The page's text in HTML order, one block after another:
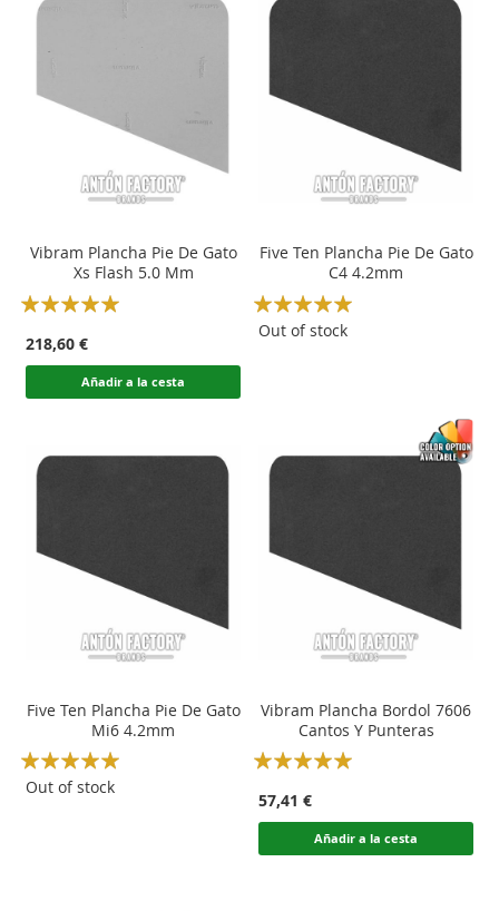
Vibram Plancha Pie De Gato
Xs Flash 5.0 Mm
Rating:
218,60 €
Añadir a la cesta
Five Ten Plancha Pie De Gato
C4 4.2mm
Rating:
100
% of100
Out of stock
Five Ten Plancha Pie De Gato
Mi6 4.2mm
Rating:
100
% of100
Out of stock
Vibram Plancha Bordol 7606
Cantos Y Punteras
Rating:
57,41 €
Añadir a la cesta